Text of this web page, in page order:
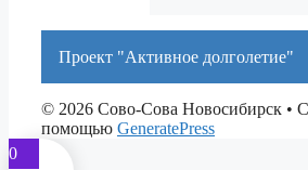
Проект "Активное долголетие"
© 2026 Сово-Сова Новосибирск •
помощью GeneratePress
0